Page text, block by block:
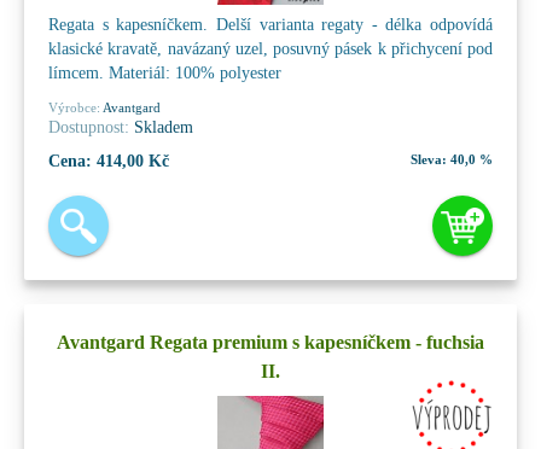
Regata s kapesníčkem. Delší varianta regaty - délka odpovídá
klasické kravatě, navázaný uzel, posuvný pásek k přichycení pod
límcem. Materiál: 100% polyester
Výrobce: Avantgard
Dostupnost: Skladem
Cena: 414,00 Kč Sleva: 40,0 %
Avantgard Regata premium s kapesníčkem - fuchsia
II.